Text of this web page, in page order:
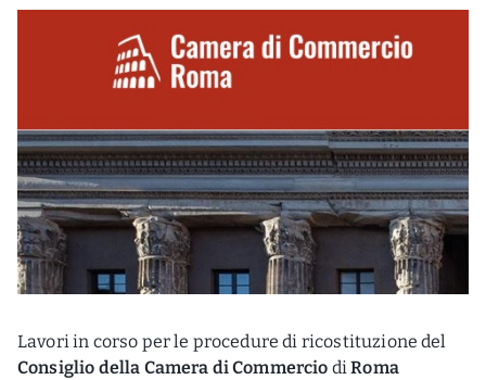
Lavori in corso per le procedure di ricostituzione del
Consiglio della Camera di Commercio diRoma